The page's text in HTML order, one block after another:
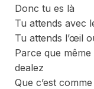
Donc tu es là
Tu attends avec
Tu attends l’œil
Parce que
dealez
Que c’est